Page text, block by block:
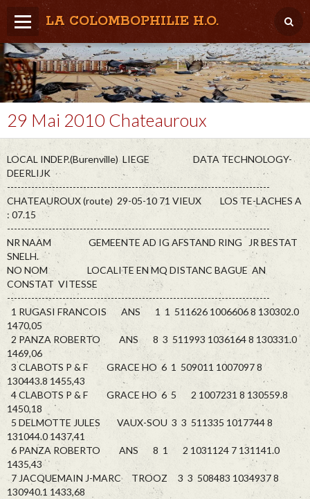
LA COLOMBOPHILIE H.O.
Home
Météo / Het weer
Lâcher / Los
Result. clubs, Provincial, (Inter)National
RFCB / KBDB
29 Mai 2010 Chateauroux
LOCAL INDEP.(Burenville) LIEGE DATA TECHNOLOGY-
DEERLIJK
----------------------------------------------------------------------------
CHATEAUROUX (route) 29-05-10 71 VIEUX LOS TE-LACHES A
: 07.15
----------------------------------------------------------------------------
NR NAAM GEMEENTE AD IG AFSTAND RING JR BESTAT
SNELH.
NO NOM LOCALITE EN MQ DISTANC BAGUE AN
CONSTAT VITESSE
----------------------------------------------------------------------------
1 RUGASI FRANCOIS ANS 1 1 511626 1006606 8 130302.0
1470,05
2 PANZA ROBERTO ANS 8 3 511993 1036164 8 130331.0
1469,06
3 CLABOTS P & F GRACE HO 6 1 509011 1007097 8
130443.8 1455,43
4 CLABOTS P & F GRACE HO 6 5 2 1007231 8 130559.8
1450,18
5 DELMOTTE JULES VAUX-SOU 3 3 511335 1017744 8
131044.0 1437,41
6 PANZA ROBERTO ANS 8 1 2 1031124 7 131141.0
1435,43
7 JACQUEMAIN J-MARC TROOZ 3 3 508483 1034937 8
130940.1 1433,68